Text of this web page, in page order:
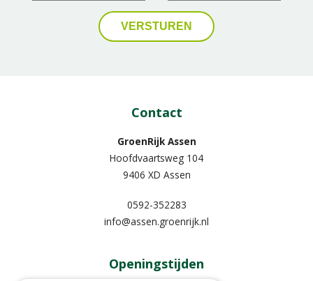
Contact
GroenRijk Assen
Hoofdvaartsweg 104
9406 XD Assen
0592-352283
info@assen.groenrijk.nl
Openingstijden